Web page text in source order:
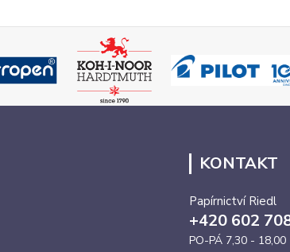
KONTAKT
Papírnictví Riedl
+420 602
PO-PÁ 7,30 - 18,00